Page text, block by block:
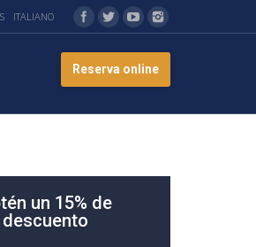
ITALIANO
Reserva online
un 15% de
descuento